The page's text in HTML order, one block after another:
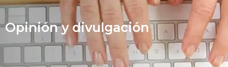
Opinión y divulgación